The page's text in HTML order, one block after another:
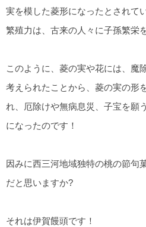
実を模した菱形になったとされて
繁殖力は、古来の人々に子孫繁栄
このように、菱の実や花には、魔
考えられたことから、菱の実の形
れ、厄除けや無病息災、子宝を願
になったのです！
因みに西三河地域独特の桃の節句
だと思いますか?
それは伊賀饅頭です！